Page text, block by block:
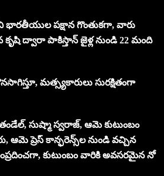
పక్షాన గొంతుకగా, వారు
ద్వారా పాకిస్తాన్ జైళ్ల నుండి 22 మంది
మత్స్యకారులు సురక్షితంగా
సుష్మా స్వరాజ్, ఆమె కుటుంబం
ఆమె ప్రెస్ కాన్ఫరెన్స్‌ల నుండి వచ్చిన
కుటుంబం వారికి అవసరమైన నో